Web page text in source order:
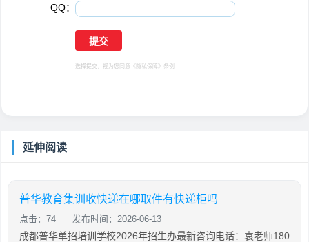
QQ：
选择提交，视为您同意 《隐私保障》 条例
延伸阅读
普华教育集训收快递在哪取件有快递柜吗
点击：74 发布时间：2026-06-13
成都普华单招培训学校2026年招生办最新咨询电话：袁老师180